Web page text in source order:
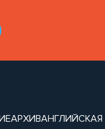
АРХИВАНГЛИЙСКАЯ